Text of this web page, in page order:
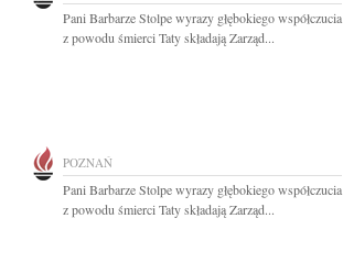
Pani Barbarze Stolpe wyrazy głębokiego współczucia
z powodu śmierci Taty składają Zarząd...
POZNAŃ
Pani Barbarze Stolpe wyrazy głębokiego współczucia
z powodu śmierci Taty składają Zarząd...